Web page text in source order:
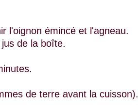
l'oignon émincé et l'agneau.
de la boîte.
de terre avant la cuisson).